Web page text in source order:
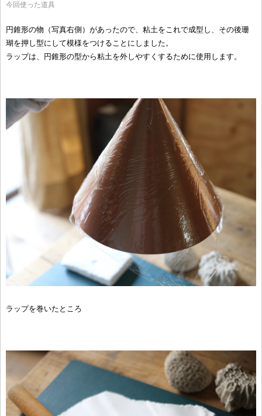
今回使った道具
円錐形の物（写真右側）があったので、粘土をこれで成型し、その後珊
瑚を押し型にして模様をつけることにしました。
ラップは、円錐形の型から粘土を外しやすくするために使用します。
ラップを巻いたところ